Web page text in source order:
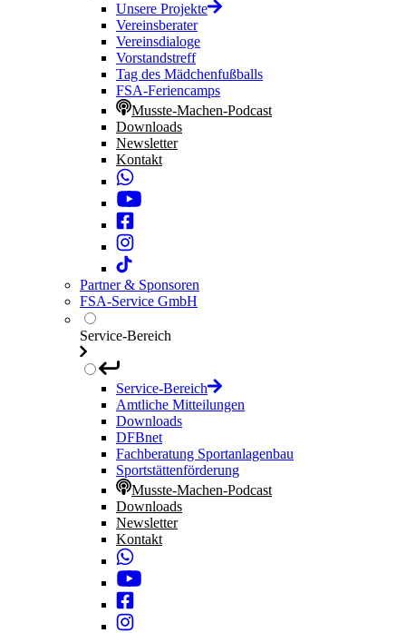
Unsere Projekte
Vereinsberater
Vereinsdialoge
Vorstandstreff
Tag des Mädchenfußballs
FSA-Feriencamps
Musste-Machen-Podcast
Downloads
Newsletter
Kontakt
Partner & Sponsoren
FSA-Service GmbH
Service-Bereich
Service-Bereich
Amtliche Mitteilungen
Downloads
DFBnet
Fachberatung Sportanlagenbau
Sportstättenförderung
Musste-Machen-Podcast
Downloads
Newsletter
Kontakt